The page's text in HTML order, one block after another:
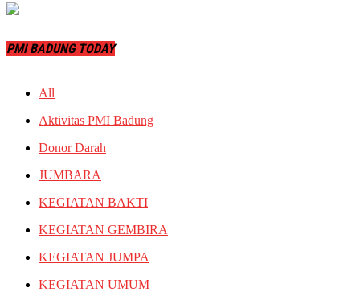
PMI BADUNG TODAY
All
Aktivitas PMI Badung
Donor Darah
JUMBARA
KEGIATAN BAKTI
KEGIATAN GEMBIRA
KEGIATAN JUMPA
KEGIATAN UMUM